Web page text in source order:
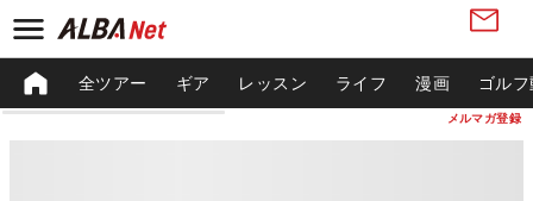
メルマガ登録
全ツアー ギア レッスン ライフ 漫画 ゴル